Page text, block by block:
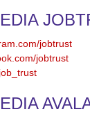
jobtrust
jobtrust